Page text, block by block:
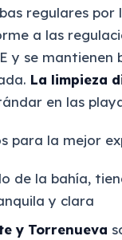
regulares por
a las
y se mantienen
La limpieza
en las
para la mejor
de la bahía,
y clara
y Torrenueva